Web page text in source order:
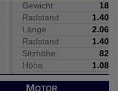
Gewicht
183
Radstand
1.405
Länge
2.065
Radstand
1.405
Sitzhöhe:
825
Höhe
1.085
Motor